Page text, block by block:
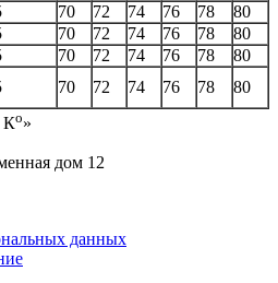
70 72 74 76 78
80
70 72 74 76 78
80
70 72 74 76 78
80
70 72 74 76 78
80
Ко»
дом 12
данных